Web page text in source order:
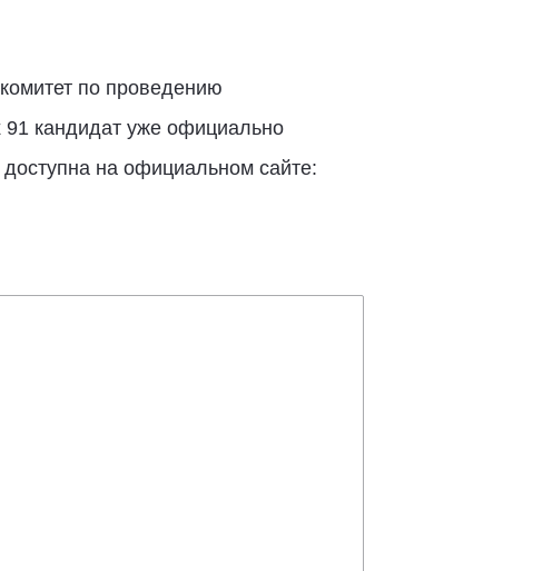
по проведению
91 кандидат уже официально
на официальном сайте: